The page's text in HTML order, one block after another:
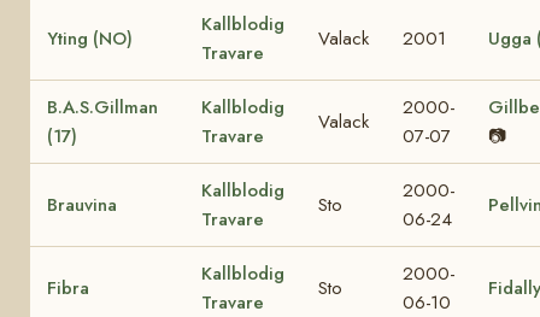
Yting (NO)
Kallblodig
Travare
Valack 2001 Ugga
B.A.S.Gillman
(17)
Kallblodig
Travare
Valack
2000-
07-07
📷
Brauvina
Kallblodig
Travare
Sto
2000-
06-24
Fibra
Kallblodig
Travare
Sto
2000-
06-10
Fidally